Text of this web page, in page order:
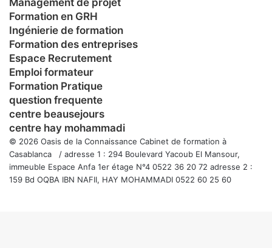
Formation en GRH
Ingénierie de formation
Formation des entreprises
Espace Recrutement
Emploi formateur
Formation Pratique
question frequente
centre beausejours
centre hay mohammadi
© 2026 Oasis de la Connaissance Cabinet de formation à
Casablanca / adresse 1 : 294 Boulevard Yacoub El Mansour,
immeuble Espace Anfa 1er étage N°4 0522 36 20 72 adresse 2 :
159 Bd OQBA IBN NAFII, HAY MOHAMMADI 0522 60 25 60